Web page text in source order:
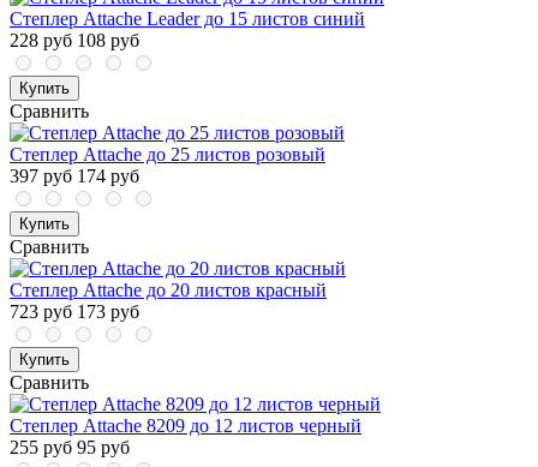
Степлер Attache Leader до 15 листов синий
228 руб 108 руб
Купить
Сравнить
Степлер Attache до 25 листов розовый
397 руб 174 руб
Купить
Сравнить
Степлер Attache до 20 листов красный
723 руб 173 руб
Купить
Сравнить
Степлер Attache 8209 до 12 листов черный
255 руб 95 руб